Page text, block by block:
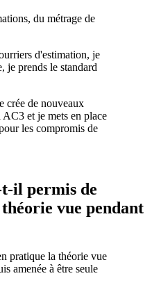
du métrage de
d'estimation, je
je prends le standard
crée de nouveaux
et je mets en place
les compromis de
il permis de
vue pendant
pratique la théorie vue
amenée à être seule